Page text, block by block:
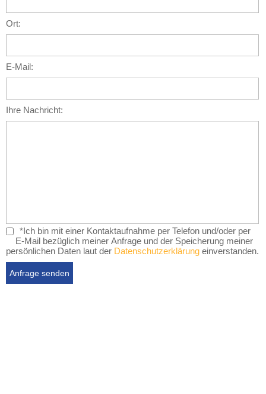
Ort:
E-Mail:
Ihre Nachricht:
*Ich bin mit einer Kontaktaufnahme per Telefon und/oder per
E-Mail bezüglich meiner Anfrage und der Speicherung meiner
persönlichen Daten laut der Datenschutzerklärung einverstanden.